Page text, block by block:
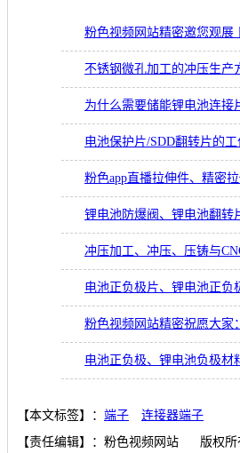
粉色视频网站精密邀您观展
不锈钢微孔加工的冲压生产
为什么需要储能锂电池连接
电池保护片/SDD翻转片的工
粉色app直播拉伸件、精密
锂电池防爆阀、锂电池翻转
冲压加工、冲压、压铸与
电池正负极片、锂电池正负
粉色视频网站精密祝愿大家
电池正负极、锂电池负极材
【本文标签】： 端子
连接器端子
【责任编辑】： 粉色视频网站 版权所